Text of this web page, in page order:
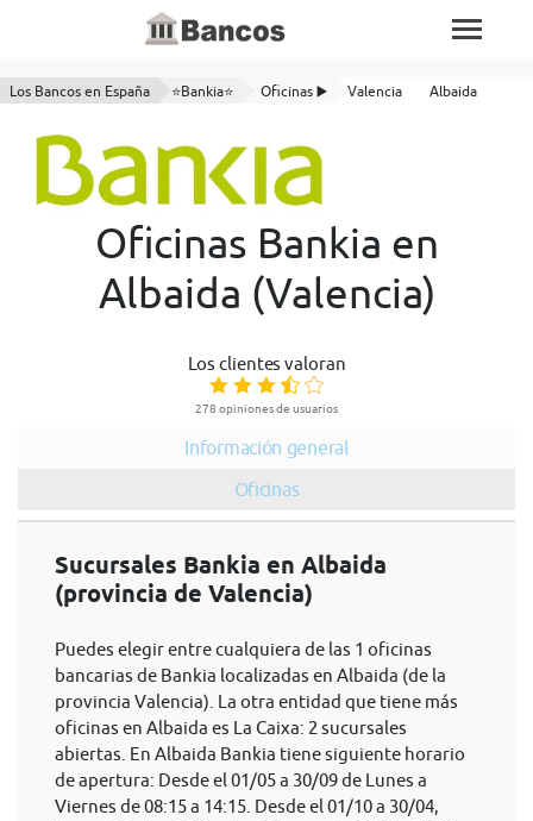
Los Bancos en España ⭐Bankia⭐ Oficinas ▶️ Valencia Albaida
Oficinas Bankia en
Albaida (Valencia)
Los clientes valoran
278 opiniones de usuarios
Información general
Oficinas
Sucursales Bankia en Albaida
(provincia de Valencia)
Puedes elegir entre cualquiera de las 1 oficinas
bancarias de Bankia localizadas en Albaida (de la
provincia Valencia). La otra entidad que tiene más
oficinas en Albaida es La Caixa: 2 sucursales
abiertas. En Albaida Bankia tiene siguiente horario
de apertura: Desde el 01/05 a 30/09 de Lunes a
Viernes de 08:15 a 14:15. Desde el 01/10 a 30/04,